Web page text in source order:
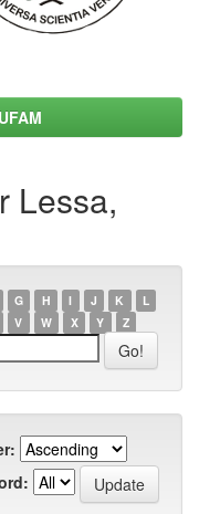
Lessa,
G H I J K
L
V W X Y Z